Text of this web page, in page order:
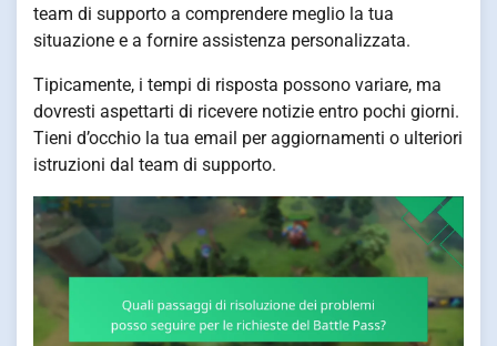
team di supporto a comprendere meglio la tua
situazione e a fornire assistenza personalizzata.
Tipicamente, i tempi di risposta possono variare, ma
dovresti aspettarti di ricevere notizie entro pochi giorni.
Tieni d’occhio la tua email per aggiornamenti o ulteriori
istruzioni dal team di supporto.